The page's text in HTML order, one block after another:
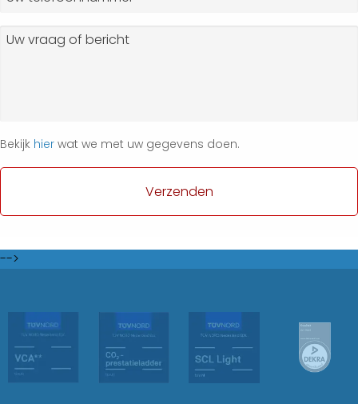
Vraag
of
Bekijk hier wat we met uw gegevens doen.
-->